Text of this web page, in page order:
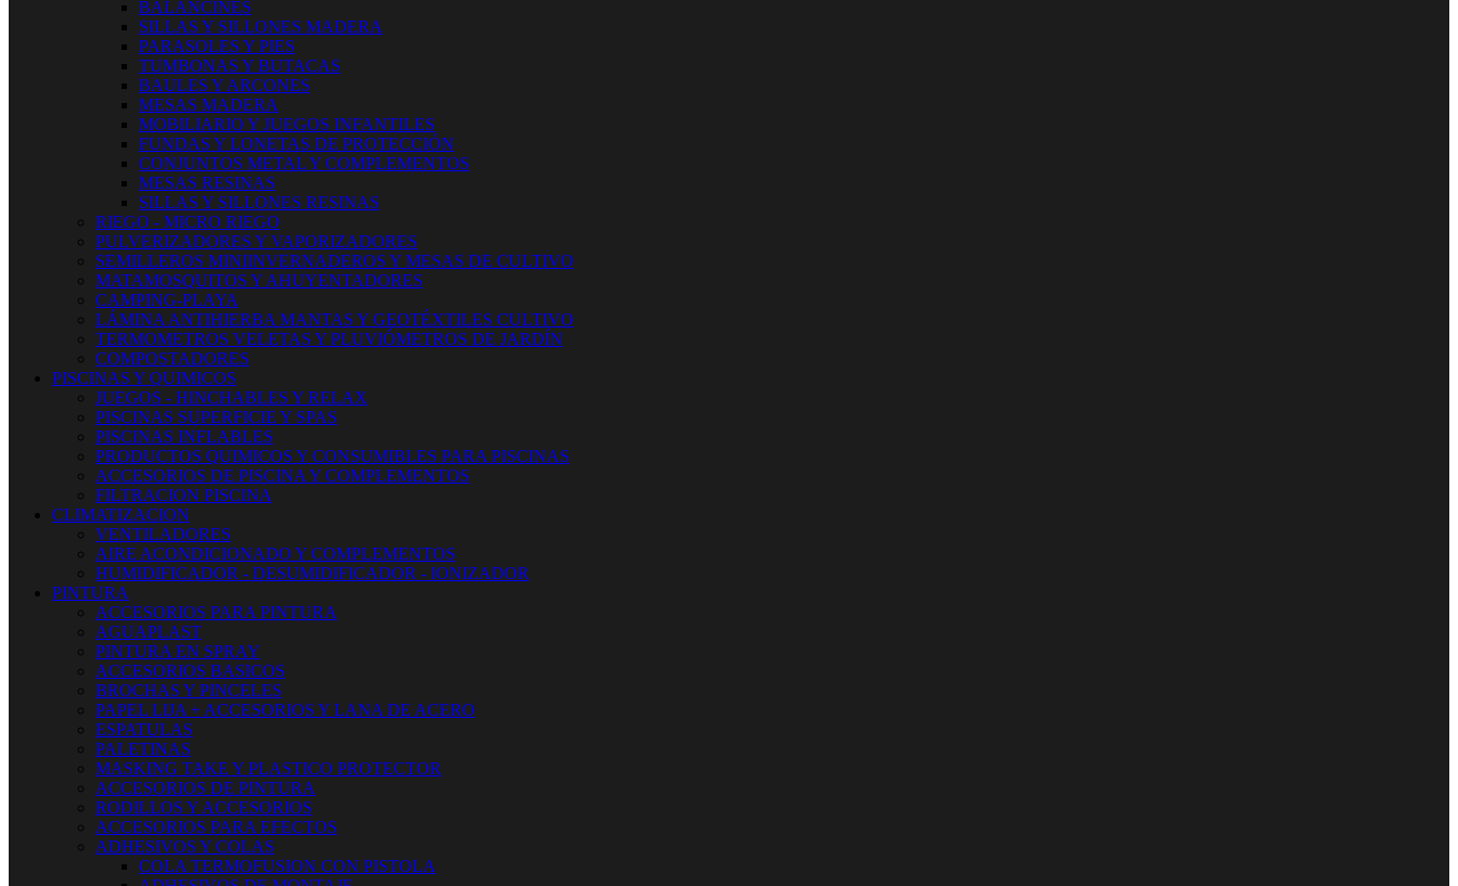
BALANCINES
SILLAS Y SILLONES MADERA
PARASOLES Y PIES
TUMBONAS Y BUTACAS
BAULES Y ARCONES
MESAS MADERA
MOBILIARIO Y JUEGOS INFANTILES
FUNDAS Y LONETAS DE PROTECCIÓN
CONJUNTOS METAL Y COMPLEMENTOS
MESAS RESINAS
SILLAS Y SILLONES RESINAS
RIEGO - MICRO RIEGO
PULVERIZADORES Y VAPORIZADORES
SEMILLEROS MINIINVERNADEROS Y MESAS DE CULTIVO
MATAMOSQUITOS Y AHUYENTADORES
CAMPING-PLAYA
LÁMINA ANTIHIERBA MANTAS Y GEOTÉXTILES CULTIVO
TERMOMETROS VELETAS Y PLUVIÓMETROS DE JARDÍN
COMPOSTADORES
PISCINAS Y QUIMICOS
JUEGOS - HINCHABLES Y RELAX
PISCINAS SUPERFICIE Y SPAS
PISCINAS INFLABLES
PRODUCTOS QUIMICOS Y CONSUMIBLES PARA PISCINAS
ACCESORIOS DE PISCINA Y COMPLEMENTOS
FILTRACION PISCINA
CLIMATIZACION
VENTILADORES
AIRE ACONDICIONADO Y COMPLEMENTOS
HUMIDIFICADOR - DESUMIDIFICADOR - IONIZADOR
PINTURA
ACCESORIOS PARA PINTURA
AGUAPLAST
PINTURA EN SPRAY
ACCESORIOS BASICOS
BROCHAS Y PINCELES
PAPEL LIJA + ACCESORIOS Y LANA DE ACERO
ESPATULAS
PALETINAS
MASKING TAKE Y PLASTICO PROTECTOR
ACCESORIOS DE PINTURA
RODILLOS Y ACCESORIOS
ACCESORIOS PARA EFECTOS
ADHESIVOS Y COLAS
COLA TERMOFUSION CON PISTOLA